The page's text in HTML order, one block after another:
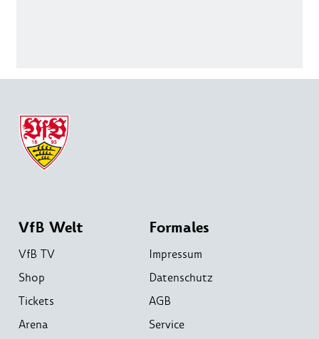
VfB Welt
VfB TV
Shop
Tickets
Arena
Formales
Impressum
Datenschutz
AGB
Service